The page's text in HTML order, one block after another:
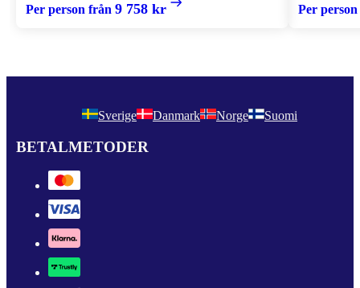
Per person från 9 758 kr Per
Sverige Danmark Norge Suomi
BETALMETODER